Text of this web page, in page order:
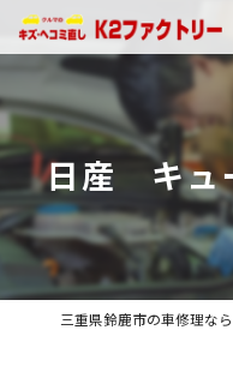
日産 キュ